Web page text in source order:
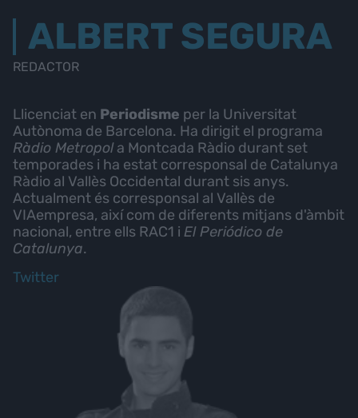
ALBERT SEGURA
REDACTOR
Llicenciat en Periodisme per la Universitat
Autònoma de Barcelona. Ha dirigit el programa
Ràdio Metropol a Montcada Ràdio durant set
temporades i ha estat corresponsal de Catalunya
Ràdio al Vallès Occidental durant sis anys.
Actualment és corresponsal al Vallès de
VIAempresa, així com de diferents mitjans d'àmbit
nacional, entre ells RAC1 i El Periódico de
Catalunya.
Twitter